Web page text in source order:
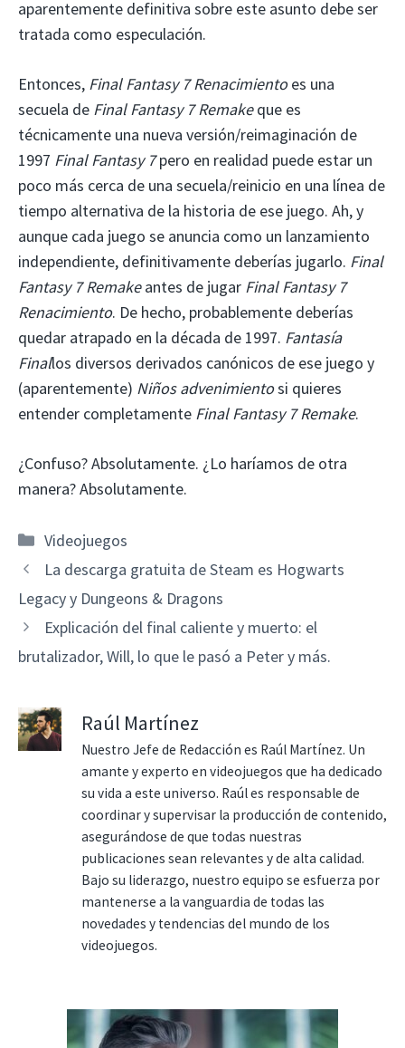
aparentemente definitiva sobre este asunto debe ser
tratada como especulación.
Entonces, Final Fantasy 7 Renacimientoes una
secuela de Final Fantasy 7 Remakeque es
técnicamente una nueva versión/reimaginación de
1997 Final Fantasy 7pero en realidad puede estar un
poco más cerca de una secuela/reinicio en una línea de
tiempo alternativa de la historia de ese juego. Ah, y
aunque cada juego se anuncia como un lanzamiento
independiente, definitivamente deberías jugarlo. Final
Fantasy 7 Remakeantes de jugar Final Fantasy 7
Renacimiento. De hecho, probablemente deberías
quedar atrapado en la década de 1997. Fantasía
Finallos diversos derivados canónicos de ese juego y
(aparentemente) Niños advenimientosi quieres
entender completamente Final Fantasy 7 Remake.
¿Confuso? Absolutamente. ¿Lo haríamos de otra
manera? Absolutamente.
Categorías
Videojuegos
La descarga gratuita de Steam es Hogwarts
Legacy y Dungeons & Dragons
Explicación del final caliente y muerto: el
brutalizador, Will, lo que le pasó a Peter y más.
Raúl Martínez
Nuestro Jefe de Redacción es Raúl Martínez. Un
amante y experto en videojuegos que ha dedicado
su vida a este universo. Raúl es responsable de
coordinar y supervisar la producción de contenido,
asegurándose de que todas nuestras
publicaciones sean relevantes y de alta calidad.
Bajo su liderazgo, nuestro equipo se esfuerza por
mantenerse a la vanguardia de todas las
novedades y tendencias del mundo de los
videojuegos.